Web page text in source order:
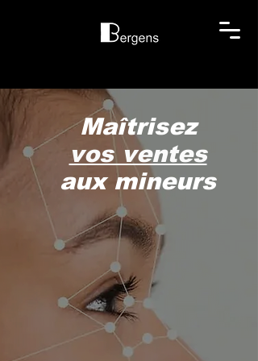
Maîtrisez
vos ventes
aux mineurs